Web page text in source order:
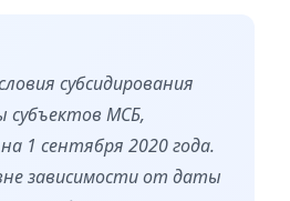
субсидирования
субъектов МСБ,
1 сентября 2020 года.
зависимости от даты